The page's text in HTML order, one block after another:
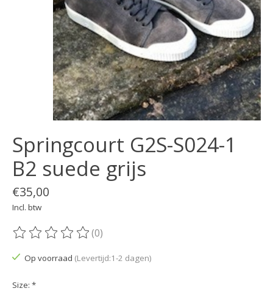
Springcourt G2S-S024-1
B2 suede grijs
€35,00
Incl. btw
De beoordeling van dit product is
(0)
Op voorraad (Levertijd:1-2 dagen)
Size: *